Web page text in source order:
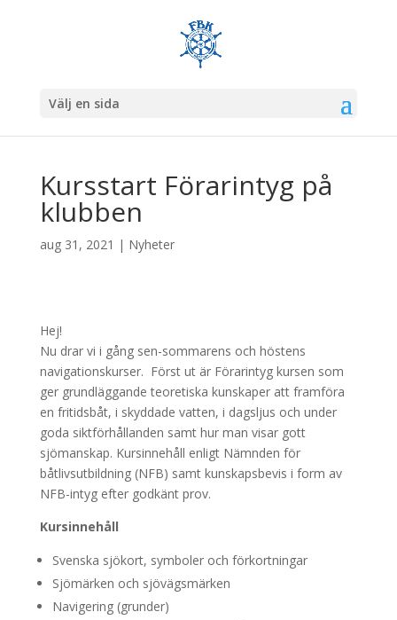
Välj en sida
Kursstart Förarintyg på
klubben
aug 31, 2021 | Nyheter
Hej!
Nu drar vi i gång sen-sommarens och höstens
navigationskurser. Först ut är Förarintyg kursen som
ger grundläggande teoretiska kunskaper att framföra
en fritidsbåt, i skyddade vatten, i dagsljus och under
goda siktförhållanden samt hur man visar gott
sjömanskap. Kursinnehåll enligt Nämnden för
båtlivsutbildning (NFB) samt kunskapsbevis i form av
NFB-intyg efter godkänt prov.
Kursinnehåll
Svenska sjökort, symboler och förkortningar
Sjömärken och sjövägsmärken
Navigering (grunder)